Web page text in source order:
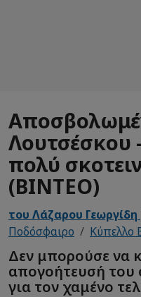
Λουτσέσκου
πολύ
(BINTEO)
του Λάζαρου Γεωργίδη
Ποδόσφαιρο
Κύπελλο
Δεν μπορούσε να
απογοήτευσή του
για τον χαμένο